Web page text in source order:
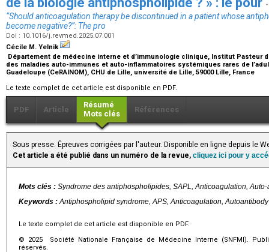
“Should anticoagulation therapy be discontinued in a patient whose
become negative?”: The pro
Doi : 10.1016/j.revmed.2025.07.001
Cécile M. Yelnik
Département de médecine interne et d’immunologie clinique, Institut Pasteur
des maladies auto-immunes et auto-inflammatoires systémiques rares de
Guadeloupe (CeRAINOM), CHU de Lille, université de Lille, 59000 Lille, France
Le texte complet de cet article est disponible en PDF.
PDF Article
Résumé
Mots clés
Références
Sous presse. Épreuves corrigées par l'auteur. Disponible en ligne depuis le
Cet article a été publié dans un numéro de la revue, cliquez ici pour y
Mots clés : Syndrome des antiphospholipides, SAPL, Anticoagulation,
Keywords : Antiphospholipid syndrome, APS, Anticoagulation, Autoantibody
Le texte complet de cet article est disponible en PDF.
© 2025 Société Nationale Française de Médecine Interne (SNFMI).
réservés.